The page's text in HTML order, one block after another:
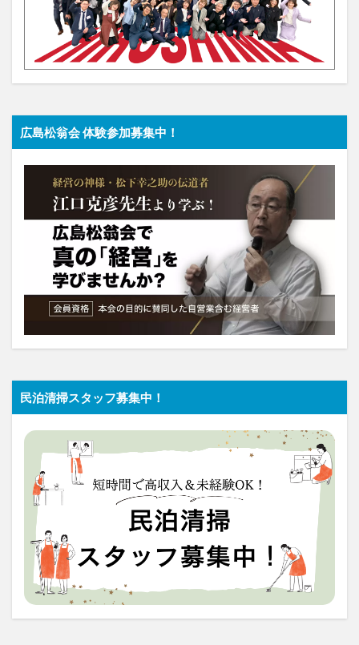
広島松翁会 体験参加募集中！
民泊清掃スタッフ募集中！